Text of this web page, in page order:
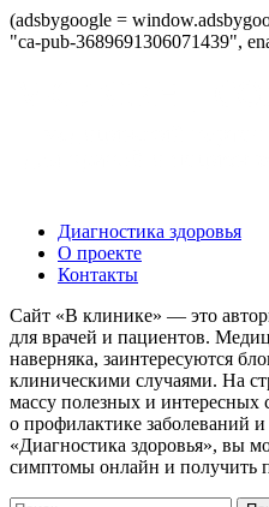
(adsbygoogle =
"ca-pub-3689691306071439",
Диагностика здоровья
О проекте
Контакты
Сайт «В клинике» — это
для врачей и пациентов.
наверняка, заинтересуются
клиническими случаями. На
массу полезных и интересных
о профилактике заболеваний
«Диагностика здоровья», вы
симптомы онлайн и получить